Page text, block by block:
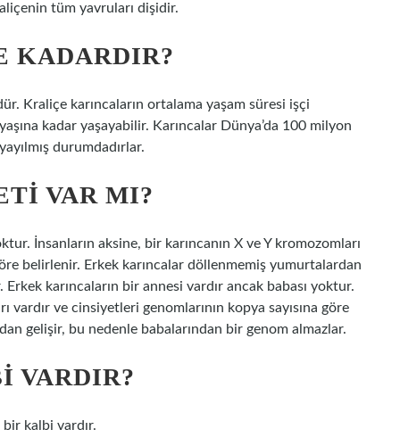
tüm yavruları dişidir.
KADARDIR?
Kraliçe karıncaların ortalama yaşam süresi işçi
kadar yaşayabilir. Karıncalar Dünya’da 100 milyon
durumdadırlar.
VAR MI?
İnsanların aksine, bir karıncanın X ve Y kromozomları
belirlenir. Erkek karıncalar döllenmemiş yumurtalardan
karıncaların bir annesi vardır ancak babası yoktur.
vardır ve cinsiyetleri genomlarının kopya sayısına göre
gelişir, bu nedenle babalarından bir genom almazlar.
VARDIR?
bir kalbi vardır.